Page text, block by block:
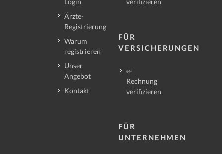
Login
Ärzte-
Registrierung
Warum
registrieren
Unser
Angebot
Kontakt
verifizieren
FÜR
VERSICHERUNGEN
e-
Rechnung
verifizieren
FÜR
UNTERNEHMEN